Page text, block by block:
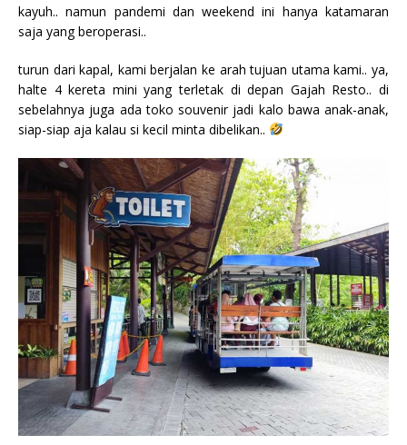
kayuh.. namun pandemi dan weekend ini hanya katamaran
saja yang beroperasi..
turun dari kapal, kami berjalan ke arah tujuan utama kami.. ya,
halte 4 kereta mini yang terletak di depan Gajah Resto.. di
sebelahnya juga ada toko souvenir jadi kalo bawa anak-anak,
siap-siap aja kalau si kecil minta dibelikan..